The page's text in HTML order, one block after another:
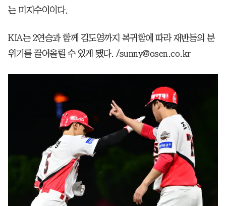
는 미지수이이다.
KIA는 2연승과 함께 김도영까지 복귀함에 따라 재반등의 분
위기를 끌어올릴 수 있게 됐다. /sunny@osen.co.kr